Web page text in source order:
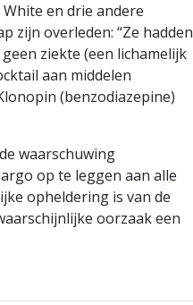
en drie andere
zijn overleden: “Ze hadden
ziekte (een lichamelijk
aan middelen
(benzodiazepine)
waarschuwing
op te leggen aan alle
opheldering is van de
oorzaak een